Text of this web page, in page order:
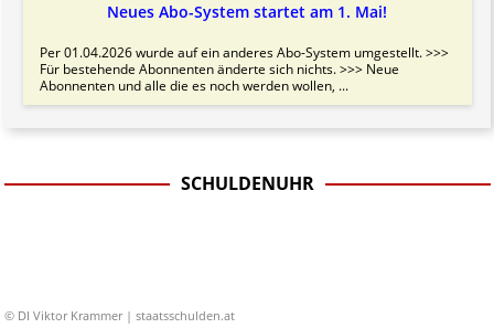
Neues Abo-System startet am 1. Mai!
Per 01.04.2026 wurde auf ein anderes Abo-System umgestellt. >>>
Für bestehende Abonnenten änderte sich nichts. >>> Neue
Abonnenten und alle die es noch werden wollen, ...
SCHULDENUHR
© DI Viktor Krammer | staatsschulden.at